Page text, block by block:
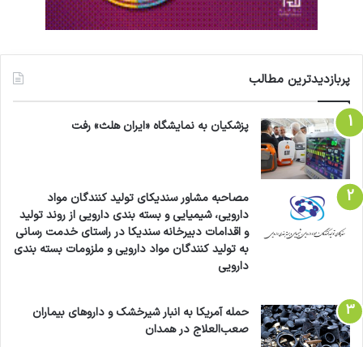
پربازدیدترین مطالب
پزشکیان به نمایشگاه «ایران هلث» رفت
مصاحبه مشاور سندیکای تولید کنندگان مواد
دارویی، شیمیایی و بسته بندی دارویی از روند تولید
و اقدامات دبیرخانه سندیکا در راستای خدمت رسانی
به تولید کنندگان مواد دارویی و ملزومات بسته بندی
دارویی
حمله آمریکا به انبار شیرخشک و داروهای بیماران
صعب‌العلاج در همدان